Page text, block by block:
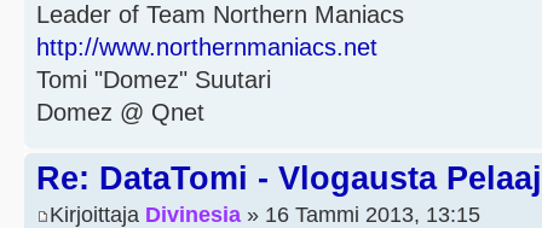
Leader of Team Northern Maniacs
http://www.northernmaniacs.net
Tomi "Domez" Suutari
Domez @ Qnet
Re: DataTomi - Vlogausta
Kirjoittaja Divinesia » 16 Tammi 2013, 13:15